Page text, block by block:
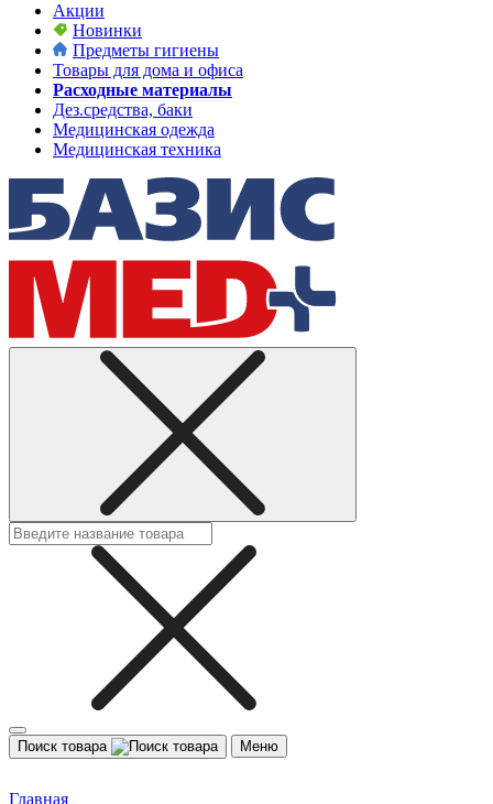
Акции
Новинки
Предметы гигиены
Товары для дома и офиса
Расходные материалы
Дез.средства, баки
Медицинская одежда
Медицинская техника
Поиск товара Меню
Главная